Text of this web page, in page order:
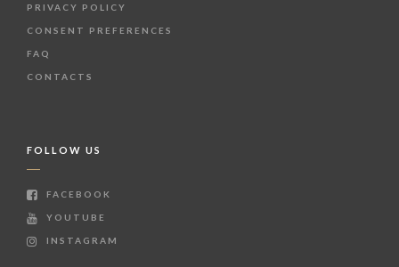
PRIVACY POLICY
CONSENT PREFERENCES
FAQ
CONTACTS
FOLLOW US
FACEBOOK
YOUTUBE
INSTAGRAM